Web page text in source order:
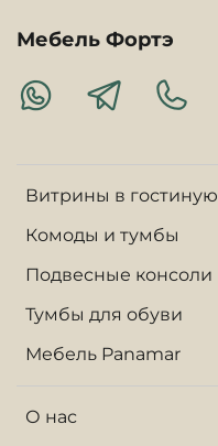
Витрины в гостиную
Комоды и тумбы
Подвесные консоли
Тумбы для обуви
Мебель Panamar
О нас
Мебель Фортэ